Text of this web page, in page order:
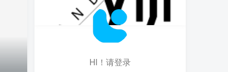
HI！请登录